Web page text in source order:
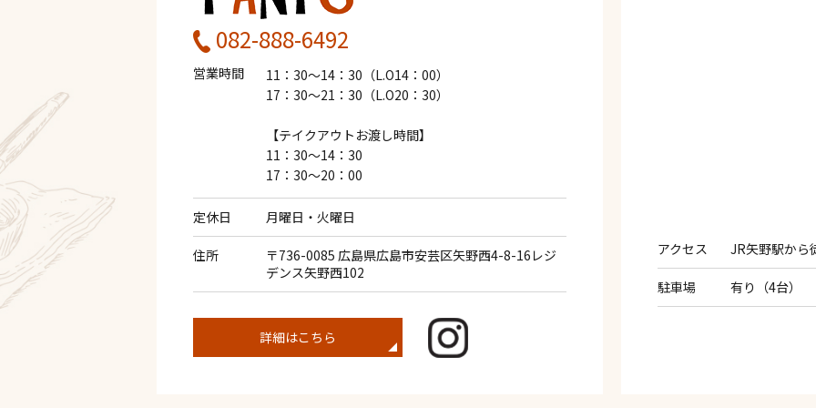
082-888-6492
営業時間
11：30～14：30（L.O14：00）
17：30～21：30（L.O20：30）
【テイクアウトお渡し時間】
11：30～14：30
17：30～20：00
定休日 月曜日・火曜日
住所
〒736-0085 広島県広島市安芸区矢野西4-8-16レジ
デンス矢野西102
詳細はこちら
アクセス JR矢野駅から
駐車場 有り（4台）